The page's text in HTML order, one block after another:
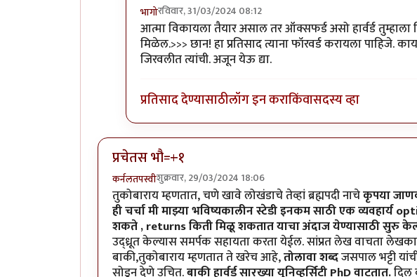
भागोरविवार, 31/03/2024 08:12
In reply toPhD करणे बारावी पासbyविवेकपटाईत
आत्मा विकायला तैयार असाल तर ऑक्सफर्ड असो हार्वर्ड तुम्हाला
मिळेल.>>> छान! हा प्रतिसाद त्याना फॉरवर्ड करायला पाहिजे.
जिरवलीत त्यांची. अजून येऊ द्या.
प्रतिसाद देण्यासाठीलॉग इन कराकिंवासदस्य व्हा
प्रचेतस भौ=+१
कर्नलतपस्वीशुक्रवार, 29/03/2024 18:06
तुकोबाराय म्हणतात, चणे खावे लोखंडाचे तेव्हां ब्रह्मपदी नाचेकृपया
ही चर्चा मी माझ्या भविष्यकालीन स्टेडी इनकम साठी एक
शकते , returns किती मिळू शकतात याचा अंदाज येण्यासाठी सुरु
उद्ध्रूत केल्यास समर्पक सहायता करता येईल. सांप्रत लेख वाचता
बाकी,तुकोबाराय म्हणतात ते खरेच आहे,तोलावा शब्दजसपाल भट्टी
सोडून देणे उचित.बाकी हार्वर्ड सारख्या युनिव्हर्सिटी PhD वाटतात.दिल